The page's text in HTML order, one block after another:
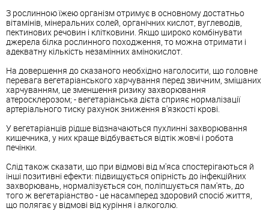
З рослинною їжею організм отримує в основному достатньо
вітамінів, мінеральних солей, органічних кислот, вуглеводів,
пектинових речовин і клітковини. Якщо широко комбінувати
джерела білка рослинного походження, то можна отримати і
адекватну кількість незамінних амінокислот.
На довершення до сказаного необхідно наголосити, що головне
перевага вегетаріанського харчування перед звичним, змішаних
харчуванням, це зменшення ризику захворювання
атеросклерозом; - вегетаріанська дієта сприяє нормалізації
артеріального тиску рахунок зниження в'язкості крові.
У вегетаріанців рідше відзначаються пухлинні захворювання
кишечника, у них краще відбувається відтік жовчі і робота
печінки.
Слід також сказати, що при відмові від м'яса спостерігаються й
інші позитивні ефекти: підвищується опірність до інфекційних
захворювань, нормалізується сон, поліпшується пам'ять, до
того ж вегетаріанство - це насамперед здоровий спосіб життя,
що полягає у відмові від куріння і алкоголю.